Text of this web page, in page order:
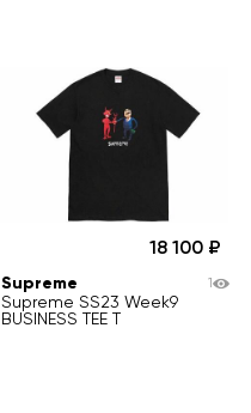
18 100
Supreme
Supreme SS23 Week9
BUSINESS TEE T
1